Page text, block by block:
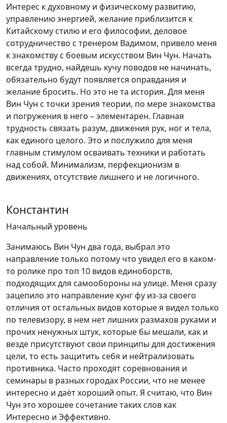
Интерес к духовному и физическому развитию,
управлению энергией, желание приблизится к
Китайскому стилю и его философии, деловое
сотрудничество с тренером Вадимом, привело меня
к знакомству с боевым искусством Вин Чун. Начать
всегда трудно, найдешь кучу поводов не начинать,
обязательно будут появляется оправдания и
желание бросить. Но это не та история. Для меня
Вин Чун с точки зрения теории, по мере знакомства
и погружения в него – элементарен. Главная
трудность связать разум, движения рук, ног и тела,
как единого целого. Это и послужило для меня
главным стимулом осваивать техники и работать
над собой. Минимализм, перфекционизм в
движениях, отсутствие лишнего и не логичного.
Константин
Начальный уровень
Занимаюсь Вин Чун два года, выбрал это
направление только потому что увидел его в каком-
то ролике про топ 10 видов единоборств,
подходящих для самообороны на улице. Меня сразу
зацепило это направление кунг фу из-за своего
отличия от остальных видов которые я видел только
по телевизору, в нем нет лишних размахов руками и
прочих ненужных штук, которые бы мешали, как и
везде присутствуют свои принципы для достижения
цели, то есть защитить себя и нейтрализовать
противника. Часто проходят соревнования и
семинары в разных городах России, что не менее
интересно и даёт хороший опыт. Я считаю, что Вин
Чун это хорошее сочетание таких слов как
Интересно и Эффективно.